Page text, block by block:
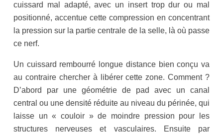
cuissard mal adapté, avec un insert trop dur ou mal
positionné, accentue cette compression en concentrant
la pression sur la partie centrale de la selle, là où passe
ce nerf.
Un cuissard rembourré longue distance bien conçu va
au contraire chercher à libérer cette zone. Comment ?
D’abord par une géométrie de pad avec un canal
central ou une densité réduite au niveau du périnée, qui
laisse un « couloir » de moindre pression pour les
structures nerveuses et vasculaires. Ensuite par